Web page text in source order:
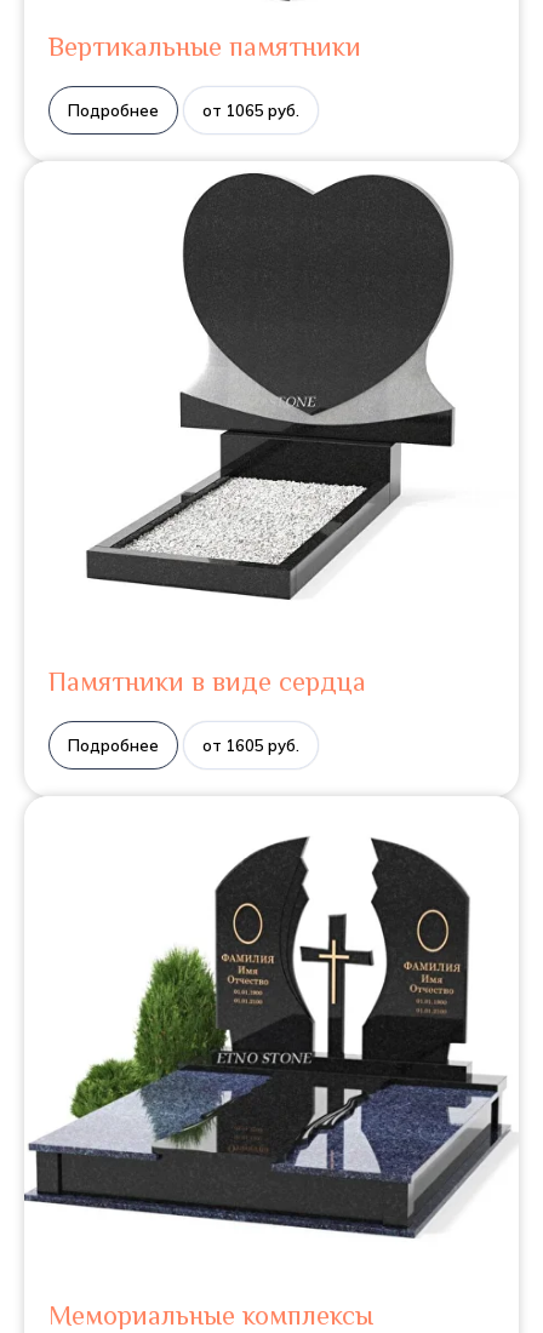
Вертикальные памятники
Подробнее от 1065 руб.
Памятники в виде сердца
Подробнее от 1605 руб.
Мемориальные комплексы